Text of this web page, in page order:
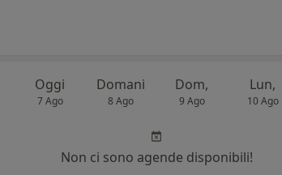
Oggi
7 Ago
Domani
8 Ago
Dom,
9 Ago
Lun,
10 Ago
Non ci sono agende disponibili!